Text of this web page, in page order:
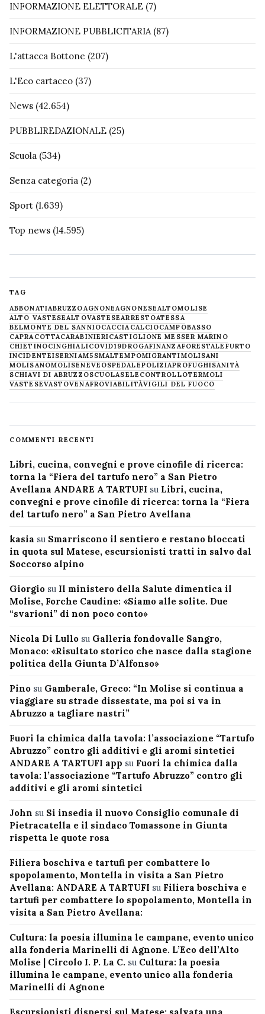
INFORMAZIONE ELETTORALE (7)
INFORMAZIONE PUBBLICITARIA(87)
L'attacca Bottone (207)
L'Eco cartaceo (37)
News (42.654)
PUBBLIREDAZIONALE (25)
Scuola (534)
Senza categoria (2)
Sport (1.639)
Top news (14.595)
TAG
ABBONATIABRUZZOAGNONEAGNONESEALTOMOLISE
ALTO VASTESEALTOVASTESEARRESTOATESSA
BELMONTE DEL SANNIOCACCIACALCIOCAMPOBASSO
CAPRACOTTACARABINIERICASTIGLIONE MESSER MARINO
CHIETINOCINGHIALICOVID19DROGAFINANZAFORESTALE FURTO
INCIDENTEISERNIAM5SMALTEMPOMIGRANTIMOLISANI
MOLISANOMOLISENEVE OSPEDALEPOLIZIAPROFUGHISANITÀ
SCHIAVI DI ABRUZZOSCUOLASELECONTROLLOTERMOLI
VASTESEVASTOVENAFROVIABILITÀVIGILI DEL FUOCO
COMMENTI RECENTI
Libri, cucina, convegni e prove cinofile di ricerca:
torna la “Fiera del tartufo nero” a San Pietro
Avellana ANDARE A TARTUFI su Libri, cucina,
convegni e prove cinofile di ricerca: torna la “Fiera
del tartufo nero” a San Pietro Avellana
kasia su Smarriscono il sentiero e restano bloccati
in quota sul Matese, escursionisti tratti in salvo dal
Soccorso alpino
Giorgio su Il ministero della Salute dimentica il
Molise, Forche Caudine: «Siamo alle solite. Due
“svarioni” di non poco conto»
Nicola Di Lullo su Galleria fondovalle Sangro,
Monaco: «Risultato storico che nasce dalla stagione
politica della Giunta D’Alfonso»
Pino su Gamberale, Greco: “In Molise si continua a
viaggiare su strade dissestate, ma poi si va in
Abruzzo a tagliare nastri”
Fuori la chimica dalla tavola: l’associazione “Tartufo
Abruzzo” contro gli additivi e gli aromi sintetici
ANDARE A TARTUFI app su Fuori la chimica dalla
tavola: l’associazione “Tartufo Abruzzo” contro gli
additivi e gli aromi sintetici
John su Si insedia il nuovo Consiglio comunale di
Pietracatella e il sindaco Tomassone in Giunta
rispetta le quote rosa
Filiera boschiva e tartufi per combattere lo
spopolamento, Montella in visita a San Pietro
Avellana: ANDARE A TARTUFI su Filiera boschiva e
tartufi per combattere lo spopolamento, Montella in
visita a San Pietro Avellana:
Cultura: la poesia illumina le campane, evento unico
alla fonderia Marinelli di Agnone. L’Eco dell’Alto
Molise | Circolo I. P. La C. su Cultura: la poesia
illumina le campane, evento unico alla fonderia
Marinelli di Agnone